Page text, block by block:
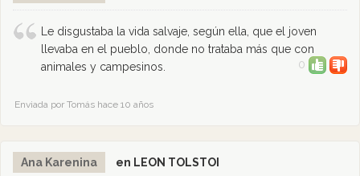
Le disgustaba la vida salvaje, según ella, que el joven
llevaba en el pueblo, donde no trataba más que con
animales y campesinos.
0
Enviada por Tomás hace 10 años
Ana Karenina en LEON TOLSTOI